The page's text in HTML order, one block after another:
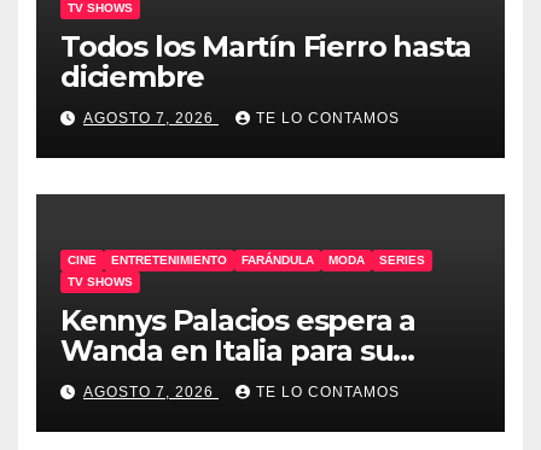
TV SHOWS
Todos los Martín Fierro hasta
diciembre
AGOSTO 7, 2026 TE LO CONTAMOS
CINE ENTRETENIMIENTO FARÁNDULA MODA
SERIES
TV SHOWS
Kennys Palacios espera a
Wanda en Italia para su
docuserie
AGOSTO 7, 2026 TE LO CONTAMOS